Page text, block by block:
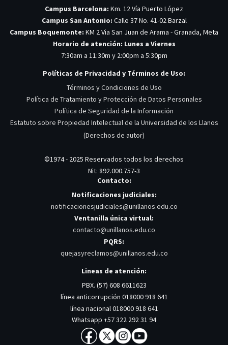
Campus Barcelona: Km. 12 Vía Puerto López
Campus San Antonio: Calle 37 No. 41-02 Barzal
Campus Boquemonte: KM 2 Via San Juan de Arama - Granada, Meta
Horario de atención: Lunes a Viernes
7:30am a 11:30m y 2:00pm a 5:30pm
Políticas de Privacidad y Términos de Uso:
Términos y Condiciones de Uso
Política de Tratamiento y Protección de Datos Personales
Política de Seguridad de la Información
Estatuto sobre Propiedad Intelectual de la Universidad de los Llanos
(Derechos de autor)
©1974 - 2025 Reservados todos los derechos
Nit: 892.000.757-3
Contacto:
Notificaciones judiciales:
notificacionesjudiciales@unillanos.edu.co
Ventanilla única virtual:
contacto@unillanos.edu.co
PQRS:
quejasyreclamos@unillanos.edu.co
Lineas de atención:
PBX. (57) 608 6611623
línea anticorrupción 018000 918 641
línea nacional 018000 918 641
Whatsapp +57 322 292 31 94